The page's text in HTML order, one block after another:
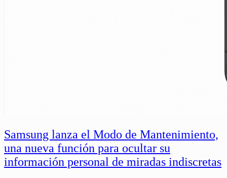
Samsung lanza el Modo de Mantenimiento,
una nueva función para ocultar su
información personal de miradas indiscretas